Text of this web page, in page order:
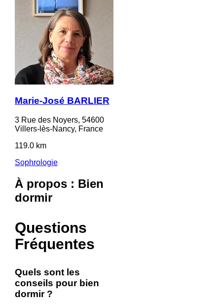
Marie-José BARLIER
3 Rue des Noyers, 54600
Villers-lès-Nancy, France
119.0 km
Sophrologie
À propos : Bien
dormir
Questions
Fréquentes
Quels sont les
conseils pour bien
dormir ?